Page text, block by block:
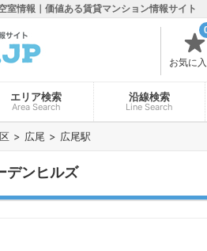
室情報｜価値ある賃貸マンション情報サイト
お気に
エリア検索
Area Search
沿線検索
Line Search
広尾 広尾駅
デンヒルズ